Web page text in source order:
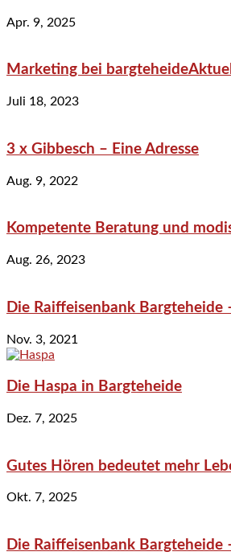
Apr. 9, 2025
Marketing bei
Juli 18, 2023
3 x Gibbesch – Eine Adresse
Aug. 9, 2022
Kompetente Beratung und
Aug. 26, 2023
Die Raiffeisenbank
Nov. 3, 2021
Die Haspa in Bargteheide
Dez. 7, 2025
Gutes Hören bedeutet mehr
Okt. 7, 2025
Die Raiffeisenbank